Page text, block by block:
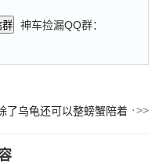
群
神车捡漏QQ群：
了乌龟还可以整螃蟹陪着